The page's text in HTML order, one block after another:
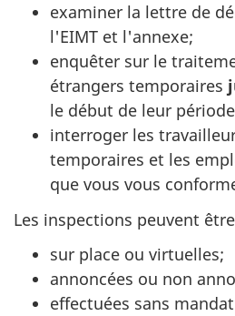
examiner la lettre de
l'EIMT et l'annexe;
enquêter sur le
étrangers temporaires
le début de leur
interroger les
temporaires et les
que vous vous
Les inspections peuvent
sur place ou virtuelles;
annoncées ou non
effectuées sans